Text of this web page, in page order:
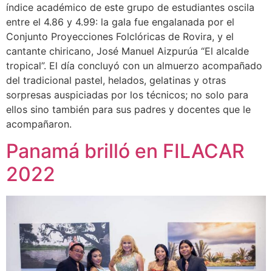
índice académico de este grupo de estudiantes oscila
entre el 4.86 y 4.99: la gala fue engalanada por el
Conjunto Proyecciones Folclóricas de Rovira, y el
cantante chiricano, José Manuel Aizpurúa “El alcalde
tropical”. El día concluyó con un almuerzo acompañado
del tradicional pastel, helados, gelatinas y otras
sorpresas auspiciadas por los técnicos; no solo para
ellos sino también para sus padres y docentes que le
acompañaron.
Panamá brilló en FILACAR
2022